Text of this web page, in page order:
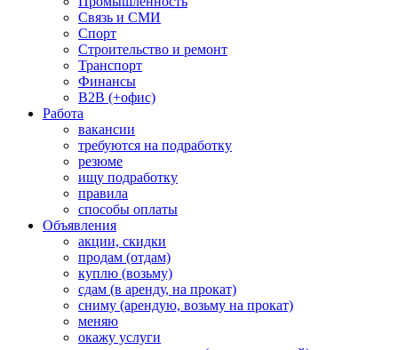
Связь и СМИ
Спорт
Строительство и ремонт
Транспорт
Финансы
B2B (+офис)
Работа
вакансии
требуются на подработку
резюме
ищу подработку
правила
способы оплаты
Объявления
акции, скидки
продам (отдам)
куплю (возьму)
сдам (в аренду, на прокат)
сниму (арендую, возьму на прокат)
меняю
окажу услуги